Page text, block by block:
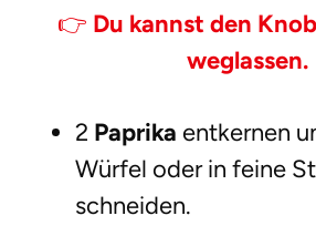
👉 Du kannst den
weglassen.
2 Paprika entkernen
Würfel oder in feine
schneiden.